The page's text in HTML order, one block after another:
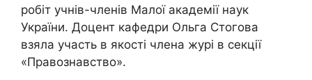
робіт учнів-членів Малої академії наук
України. Доцент кафедри Ольга Стогова
взяла участь в якості члена журі в секції
«Правознавство».